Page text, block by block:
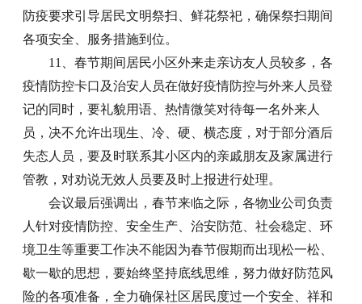
防疫要求引导居民文明祭扫、鲜花祭祀，确保祭扫期间
各项安全、服务措施到位。
11、春节期间居民小区外来走亲访友人员较多，各
疫情防控卡口及治安人员在做好疫情防控与外来人员登
记的同时，要礼貌用语、热情微笑对待每一名外来人
员，决不允许出现生、冷、硬、横态度，对于部分酒后
失态人员，要及时联系其小区内的亲戚朋友及家属进行
管教，对劝说无效人员要及时上报进行处理。
会议最后强调出，春节来临之际，各物业公司负责
人针对疫情防控、安全生产、治安防范、社会稳定、环
境卫生等重要工作决不能因为春节假期而出现松一松、
歇一歇的思想，要始终坚持底线思维，努力做好防范风
险的各项准备，全力确保社区居民度过一个安全、祥和